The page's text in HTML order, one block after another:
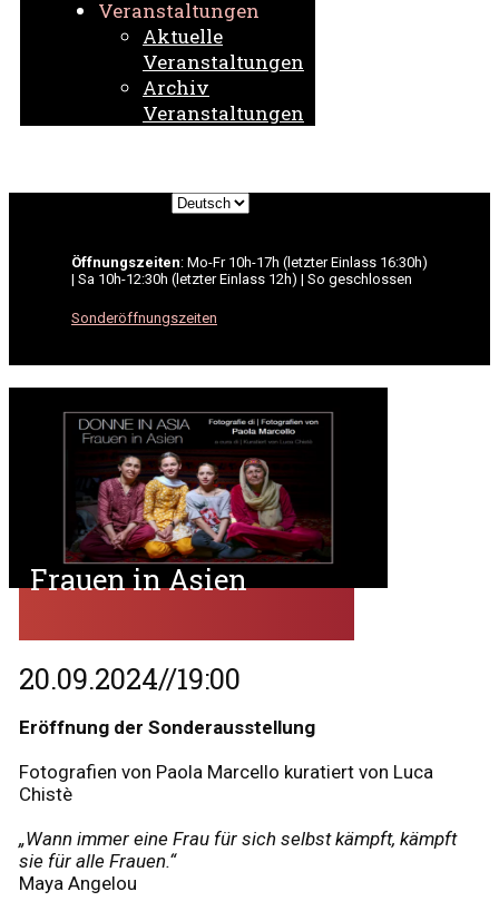
Veranstaltungen
Aktuelle
Veranstaltungen
Archiv
Veranstaltungen
Sprache
Öffnungszeiten: Mo-Fr 10h-17h (letzter Einlass 16:30h)
| Sa 10h-12:30h (letzter Einlass 12h) | So geschlossen
Sonderöffnungszeiten
Frauen in Asien
20.09.2024//19:00
Eröffnung der Sonderausstellung
Fotografien von Paola Marcello kuratiert von Luca
Chistè
„Wann immer eine Frau für sich selbst kämpft, kämpft
sie für alle Frauen.“
Maya Angelou